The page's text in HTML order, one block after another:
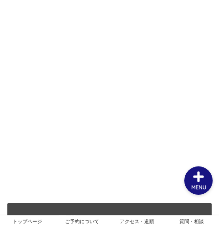
ご予約についてはこちら
トップページ ご予約について アクセス・道順 質問・相談
MENU